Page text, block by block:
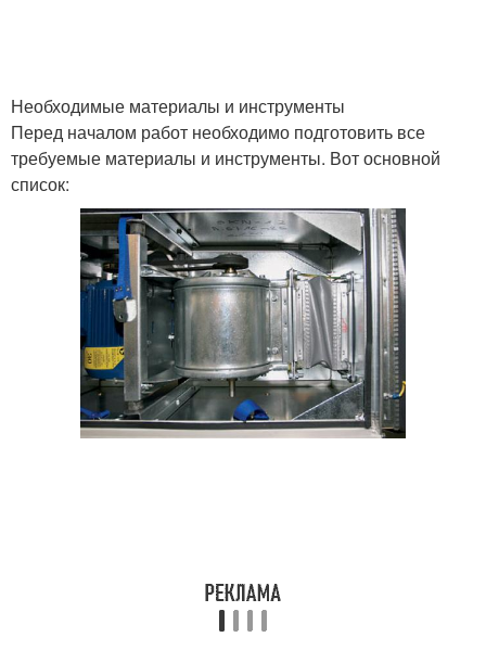
Необходимые материалы и инструменты
Перед началом работ необходимо подготовить все
требуемые материалы и инструменты. Вот основной
список: